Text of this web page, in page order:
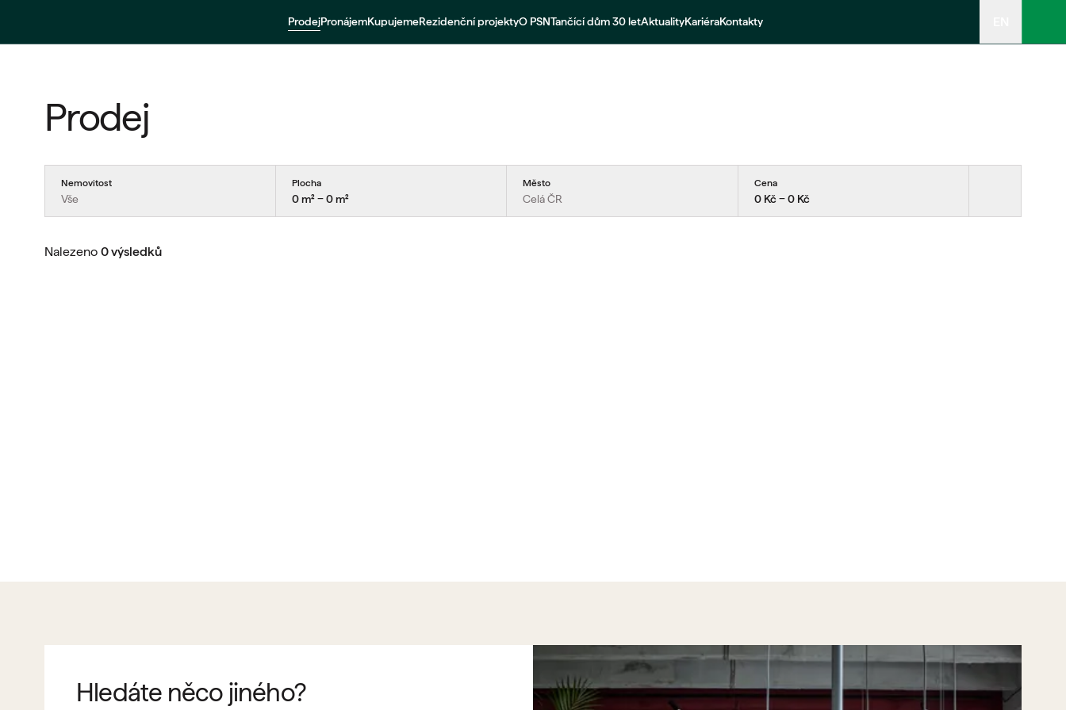
ProdejPronájemKupujemeRezidenční projektyO PSNTančící dům 30 letAktualityKariéraKontakty
Prodej
Nemovitost
Vše
Plocha
0 m² − 0 m²
Město
Celá ČR
Cena
0 Kč − 0 Kč
Nalezeno 0 výsledků
Hledáte něco jiného?